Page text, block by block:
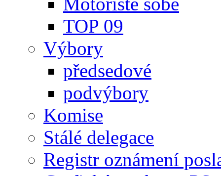
TOP 09
Výbory
předsedové
podvýbory
Komise
Stálé delegace
Registr oznámení